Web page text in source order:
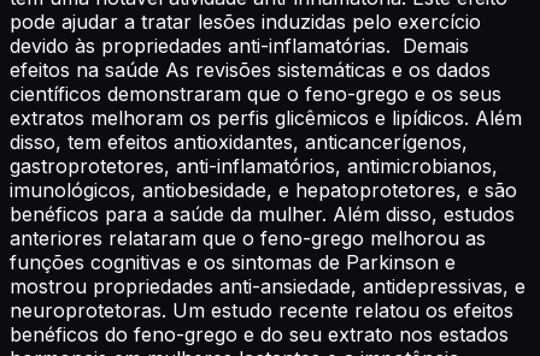
pode ajudar a tratar lesões induzidas pelo exercício
devido às propriedades anti-inflamatórias. Demais
efeitos na saúde As revisões sistemáticas e os dados
científicos demonstraram que o feno-grego e os seus
extratos melhoram os perfis glicêmicos e lipídicos. Além
disso, tem efeitos antioxidantes, anticancerígenos,
gastroprotetores, anti-inflamatórios, antimicrobianos,
imunológicos, antiobesidade, e hepatoprotetores, e são
benéficos para a saúde da mulher. Além disso, estudos
anteriores relataram que o feno-grego melhorou as
funções cognitivas e os sintomas de Parkinson e
mostrou propriedades anti-ansiedade, antidepressivas, e
neuroprotetoras. Um estudo recente relatou os efeitos
benéficos do feno-grego e do seu extrato nos estados